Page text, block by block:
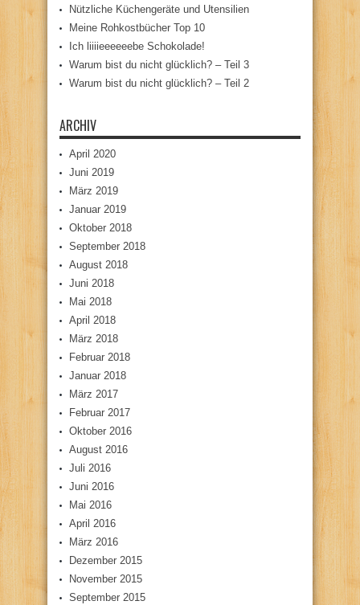
Nützliche Küchengeräte und Utensilien
Meine Rohkostbücher Top 10
Ich liiiieeeeeebe Schokolade!
Warum bist du nicht glücklich? – Teil 3
Warum bist du nicht glücklich? – Teil 2
ARCHIV
April 2020
Juni 2019
März 2019
Januar 2019
Oktober 2018
September 2018
August 2018
Juni 2018
Mai 2018
April 2018
März 2018
Februar 2018
Januar 2018
März 2017
Februar 2017
Oktober 2016
August 2016
Juli 2016
Juni 2016
Mai 2016
April 2016
März 2016
Dezember 2015
November 2015
September 2015